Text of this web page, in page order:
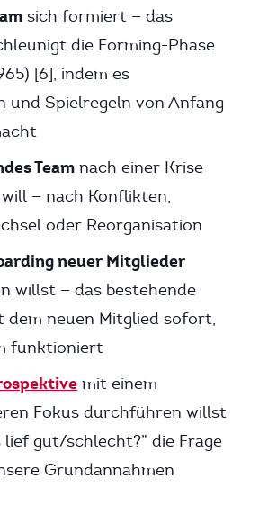
sich formiert — das
die Forming-Phase
[6], indem es
und Spielregeln von Anfang
Team nach einer Krise
— nach Konflikten,
oder Reorganisation
neuer Mitglieder
willst — das bestehende
dem neuen Mitglied sofort,
funktioniert
mit einem
Fokus durchführen willst
lief gut/schlecht?” die Frage
Grundannahmen